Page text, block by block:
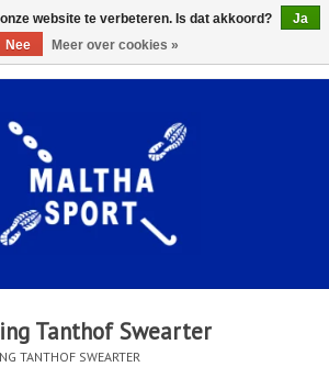
Tanthof Swearter
TANTHOF SWEARTER
website te verbeteren. Is dat akkoord?
Ja
Nee
Meer over cookies »